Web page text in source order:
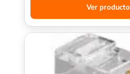
Ver producto